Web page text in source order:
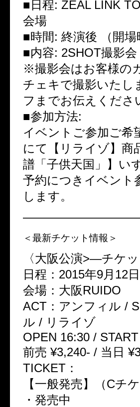
■日程: ZEAL LINK
会場
■時間: 終演後 （開
■内容: 2SHOT撮影会
※撮影会はお客様の
チェキで撮影いたし
フまでお伝えくださ
■参加方法:
イベントご参加ご希
にて【リライゾ】商
譜「子供天国」】い
予約につきイベント
します。
＜最新チケット情報＞
〈大阪公演>—チケ
日程：2015年9月12日
会場：大阪RUIDO
ACT：アンフィル /
ル / リライゾ
OPEN 16:30 /
前売 ¥3,240- / 当日
TICKET：
【一般発売】（Cチ
・発売中